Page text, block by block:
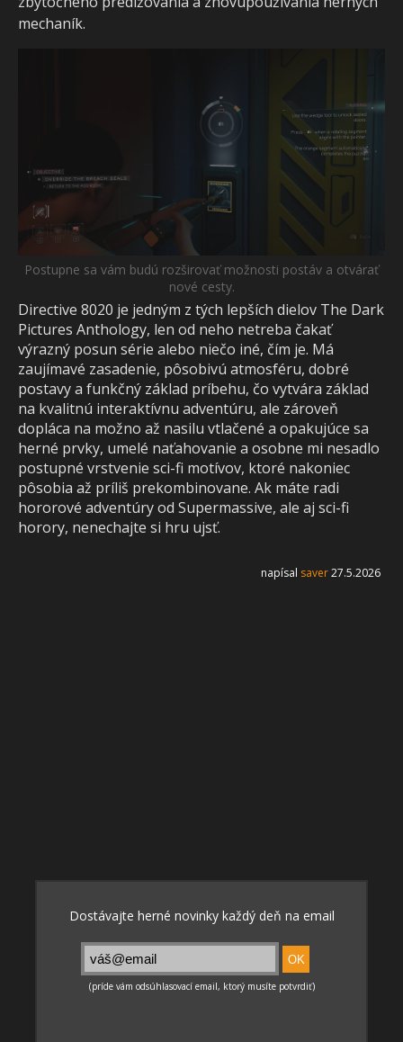
mechaník.
Postupne sa vám budú rozširovať možnosti postáv a otvárať
nové cesty.
Directive 8020 je jedným z tých lepších dielov The Dark
Pictures Anthology, len od neho netreba čakať
výrazný posun série alebo niečo iné, čím je. Má
zaujímavé zasadenie, pôsobivú atmosféru, dobré
postavy a funkčný základ príbehu, čo vytvára základ
na kvalitnú interaktívnu adventúru, ale zároveň
dopláca na možno až nasilu vtlačené a opakujúce sa
herné prvky, umelé naťahovanie a osobne mi nesadlo
postupné vrstvenie sci-fi motívov, ktoré nakoniec
pôsobia až príliš prekombinovane. Ak máte radi
hororové adventúry od Supermassive, ale aj sci-fi
horory, nenechajte si hru ujsť.
napísal saver27.5.2026